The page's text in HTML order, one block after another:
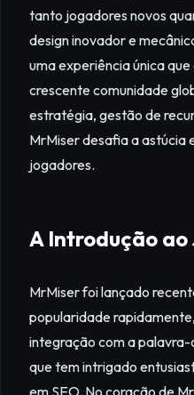
tanto jogadores novos
design inovador e
uma experiência única
crescente comunidade
estratégia, gestão de
MrMiser desafia a astúcia
jogadores.
A Introdução ao
MrMiser foi lançado
popularidade
integração com a
que tem intrigado
em SEO. No coração de